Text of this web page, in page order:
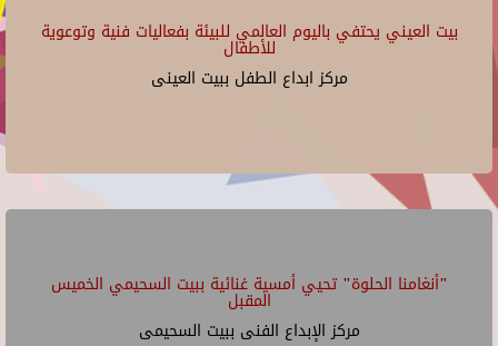
بيت العيني يحتفي باليوم العالمي للبيئة بفعاليات فنية وتوعوية
للأطفال
مركز ابداع الطفل ببيت العينى
"أنغامنا الحلوة" تحيي أمسية غنائية ببيت السحيمي الخميس
المقبل
مركز الإبداع الفنى ببيت السحيمى